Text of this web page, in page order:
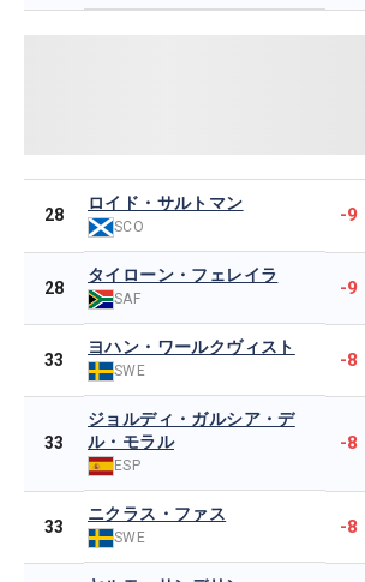
28
ロイド・サルトマン
SCO
-9
28
タイローン・フェレイラ
SAF -9
33
ヨハン・ワールクヴィスト
SWE -8
33
ジョルディ・ガルシア・デ
ル・モラル
ESP
-8
33
ニクラス・ファス
SWE -8